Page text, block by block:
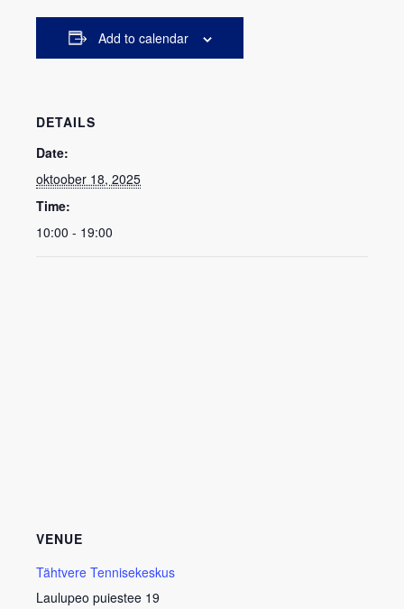
Add to calendar
DETAILS
Date:
oktoober 18, 2025
Time:
10:00 - 19:00
VENUE
Tähtvere Tennisekeskus
Laulupeo puiestee 19